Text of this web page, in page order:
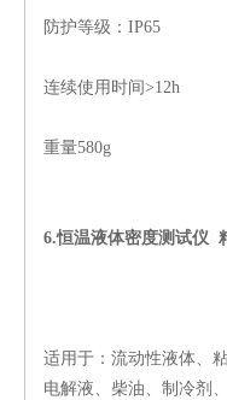
防护等级： IP65
连续使用时间>12h
重量580g
6.恒温液体密度测试仪
适用于：流动性液体、
电解液、柴油、制冷剂